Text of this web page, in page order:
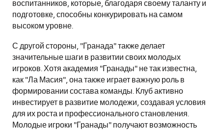
воспитанников, которые, благодаря своему таланту и
подготовке, способны конкурировать на самом
высоком уровне.
С другой стороны, "Гранада" также делает
значительные шаги в развитии своих молодых
игроков. Хотя академия "Гранады" не так известна,
как "Ла Масия", она также играет важную роль в
формировании состава команды. Клуб активно
инвестирует в развитие молодежи, создавая условия
для их роста и профессионального становления.
Молодые игроки "Гранады" получают возможность